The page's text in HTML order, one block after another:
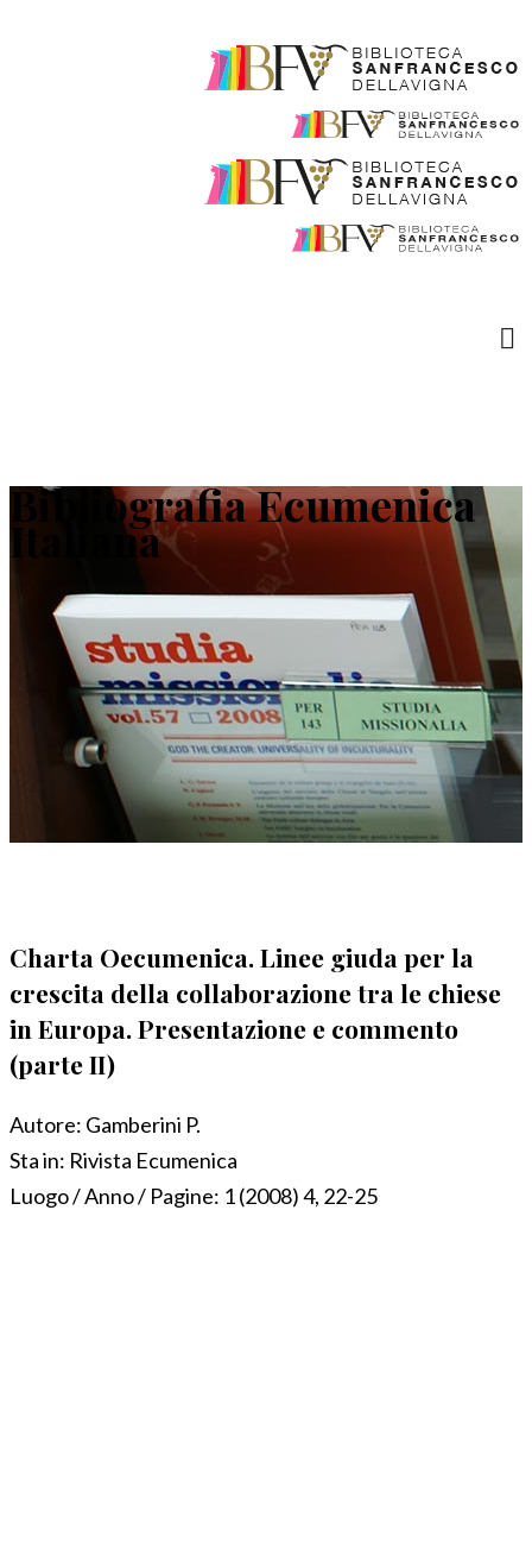
Bibliografia Ecumenica
Italiana
Charta Oecumenica. Linee giuda per la
crescita della collaborazione tra le chiese
in Europa. Presentazione e commento
(parte II)
Autore: Gamberini P.
Sta in: Rivista Ecumenica
Luogo / Anno / Pagine: 1 (2008) 4, 22-25